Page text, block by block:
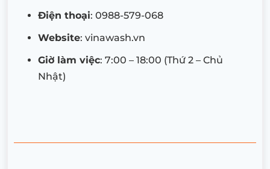
Điện thoại: 0988-579-068
Website: vinawash.vn
Giờ làm việc: 7:00 – 18:00 (Thứ 2 – Chủ
Nhật)